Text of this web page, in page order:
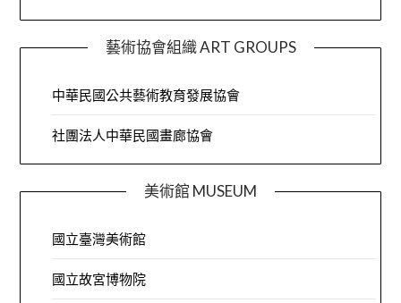
藝術協會組織 ART GROUPS
中華民國公共藝術教育發展協會
社團法人中華民國畫廊協會
美術館 MUSEUM
國立臺灣美術館
國立故宮博物院